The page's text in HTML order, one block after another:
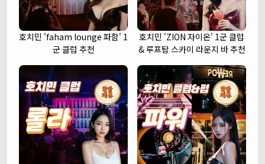
호치민 'faham lounge 파함' 1
군 클럽 추천
호치민 'ZION 자이온' 1군 클럽
& 루프탑 스카이 라운지 바 추천